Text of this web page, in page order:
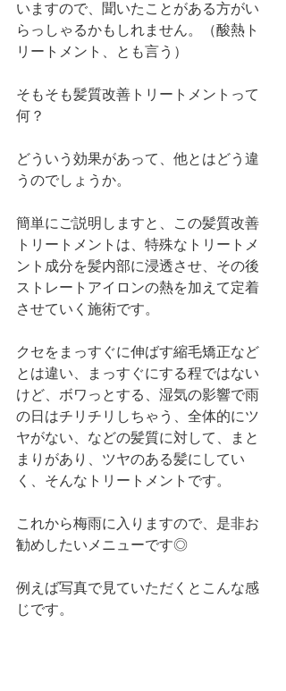
いますので、聞いたことがある方がい
らっしゃるかもしれません。（酸熱ト
リートメント、とも言う）
そもそも髪質改善トリートメントって
何？
どういう効果があって、他とはどう違
うのでしょうか。
簡単にご説明しますと、この髪質改善
トリートメントは、特殊なトリートメ
ント成分を髪内部に浸透させ、その後
ストレートアイロンの熱を加えて定着
させていく施術です。
クセをまっすぐに伸ばす縮毛矯正など
とは違い、まっすぐにする程ではない
けど、ボワっとする、湿気の影響で雨
の日はチリチリしちゃう、全体的にツ
ヤがない、などの髪質に対して、まと
まりがあり、ツヤのある髪にしてい
く、そんなトリートメントです。
これから梅雨に入りますので、是非お
勧めしたいメニューです◎
例えば写真で見ていただくとこんな感
じです。